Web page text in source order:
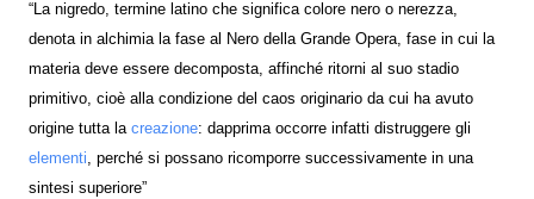
“La nigredo, termine latino che significa colore nero o nerezza,
denota in alchimia la fase al Nero della Grande Opera, fase in cui la
materia deve essere decomposta, affinché ritorni al suo stadio
primitivo, cioè alla condizione del caos originario da cui ha avuto
origine tutta la creazione: dapprima occorre infatti distruggere gli
elementi, perché si possano ricomporre successivamente in una
sintesi superiore”